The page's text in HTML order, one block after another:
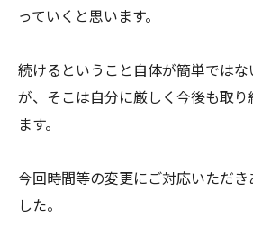
っていくと思います。
続けるということ自体が簡単では
が、そこは自分に厳しく今後も取
ます。
今回時間等の変更にご対応いただ
した。